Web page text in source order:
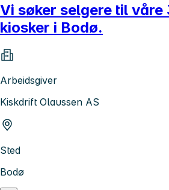
Vi søker selgere til våre
kiosker i Bodø.
Arbeidsgiver
Kiskdrift Olaussen AS
Sted
Bodø